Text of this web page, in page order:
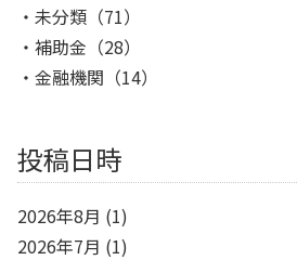
未分類 （71）
補助金 （28）
金融機関 （14）
投稿日時
2026年8月 (1)
2026年7月 (1)